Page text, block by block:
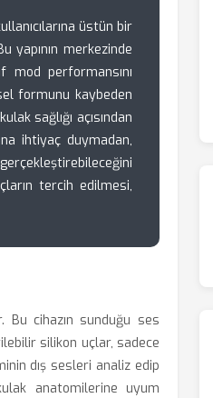
üstün bir
yapının merkezinde
performansını
formunu kaybeden
sağlığı açısından
ihtiyaç duymadan,
tercih edilmesi,
Bu cihazın sunduğu ses
silikon uçlar, sadece
dış sesleri analiz edip
anatomilerine uyum